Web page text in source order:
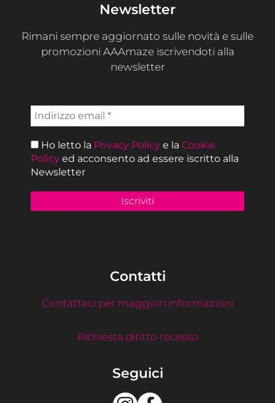
Newsletter
Rimani sempre aggiornato sulle novità e sulle
promozioni AAAmaze iscrivendoti alla
newsletter
Ho letto la Privacy Policy e la Cookie
Policy ed acconsento ad essere iscritto alla
Newsletter
Contatti
Contattaci per maggiori informazioni
Richiesta diritto recesso
Seguici